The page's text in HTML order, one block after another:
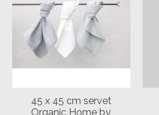
45 x 45 cm servet
Organic Home by